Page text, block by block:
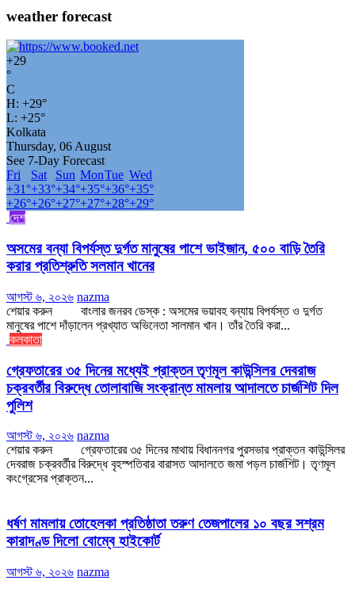
weather forecast
+29
°
C
H: +29°
L: +25°
Kolkata
Thursday, 06 August
See 7-Day Forecast
Fri
Sat Sun MonTue Wed
+31°+33°+34°+35°+36°+35°
+26°+26°+27°+27°+28°+29°
দেশ
অসমের বন্যা বিপর্যস্ত দুর্গত মানুষের পাশে ভাইজান, ৫০০ বাড়ি তৈরি
করার প্রতিশ্রুতি সলমান খানের
আগস্ট ৬, ২০২৬ nazma
শেয়ার করুন বাংলার জনরব ডেস্ক : অসমের ভয়াবহ বন্যায় বিপর্যস্ত ও দুর্গত
মানুষের পাশে দাঁড়ালেন প্রখ্যাত অভিনেতা সালমান খান। তাঁর তৈরি করা...
কলকাতা
গ্রেফতারের ৩৫ দিনের মধ্যেই প্রাক্তন তৃণমূল কাউন্সিলর দেবরাজ
চক্রবর্তীর বিরুদ্ধে তোলাবাজি সংক্রান্ত মামলায় আদালতে চার্জশিট দিল
পুলিশ
আগস্ট ৬, ২০২৬ nazma
শেয়ার করুন গ্রেফতারের ৩৫ দিনের মাথায় বিধাননগর পুরসভার প্রাক্তন কাউন্সিলর
দেবরাজ চক্রবর্তীর বিরুদ্ধে বৃহস্পতিবার বারাসত আদালতে জমা পড়ল চার্জশিট। তৃণমূল
কংগ্রেসের প্রাক্তন...
ধর্ষণ মামলায় তোহেলকা প্রতিষ্ঠাতা তরুণ তেজপালের ১০ বছর সশ্রম
কারাদণ্ড দিলো বোম্বে হাইকোর্ট
আগস্ট ৬, ২০২৬ nazma